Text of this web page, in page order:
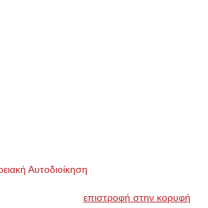
Αυτοδιοίκηση
επιστροφή στην κορυφή